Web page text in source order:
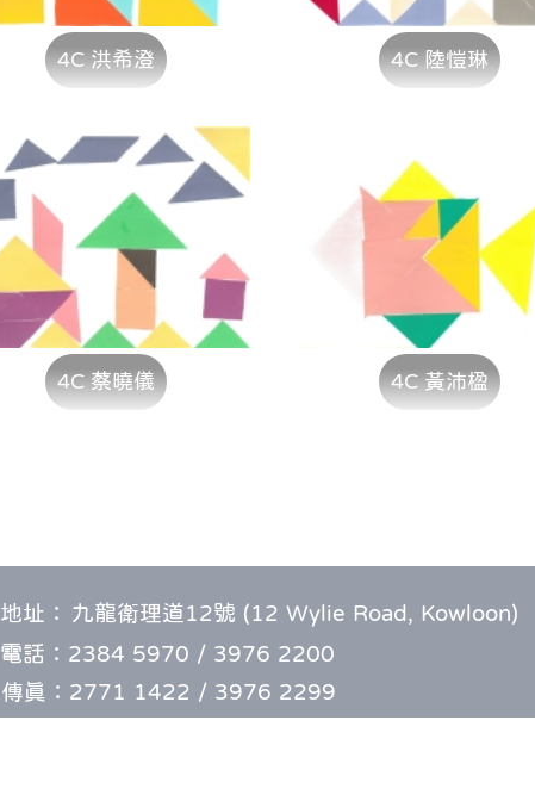
4C 洪希澄 4C 陸愷琳
4C 蔡曉儀 4C 黃沛楹
地址：
九龍衛理道12號 (12 Wylie Road, Kowloon)
電話：2384 5970 / 3976 2200
傳真：2771 1422 / 3976 2299